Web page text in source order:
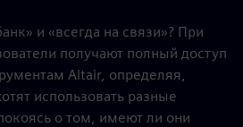
и «всегда на связи»? При
получают полный доступ
Altair, определяя,
использовать разные
о том, имеют ли они